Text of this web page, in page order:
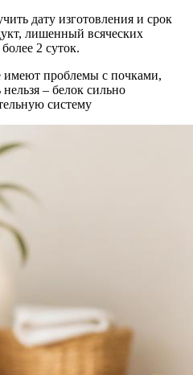
дату изготовления и срок
лишенный всяческих
2 суток.
проблемы с почками,
– белок сильно
систему